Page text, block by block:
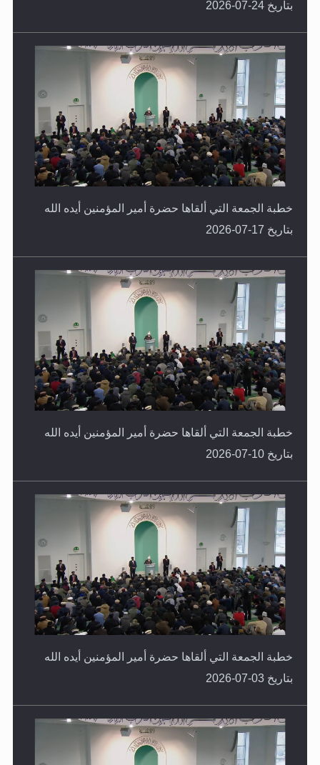
بتاريخ 24-07-2026
خطبة الجمعة التي ألقاها حضرة أمير المؤمنين أيده الله
بتاريخ 17-07-2026
خطبة الجمعة التي ألقاها حضرة أمير المؤمنين أيده الله
بتاريخ 10-07-2026
خطبة الجمعة التي ألقاها حضرة أمير المؤمنين أيده الله
بتاريخ 03-07-2026